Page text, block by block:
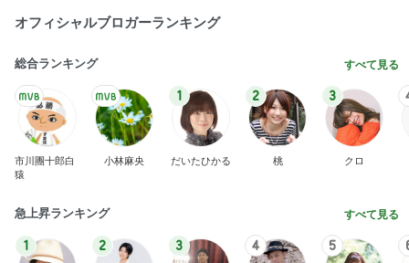
オフィシャルブロガーランキング
総合ランキング すべて見る
市川團十郎白
猿
小林麻央
1
だいたひかる
2
桃
3
クロ
急上昇ランキング すべて見る
1 2 3 4 5